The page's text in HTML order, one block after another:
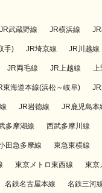
JR武蔵野線 JR横浜線
手) JR埼京線 JR川越線
JR両毛線 JR上越線 上
東海道本線(浜松～岐阜)
JR岩徳線 JR鹿児島本
多摩湖線 西武多摩川線
田急多摩線 東急東横線
東京メトロ東西線 東京
名鉄名古屋本線 名鉄三河